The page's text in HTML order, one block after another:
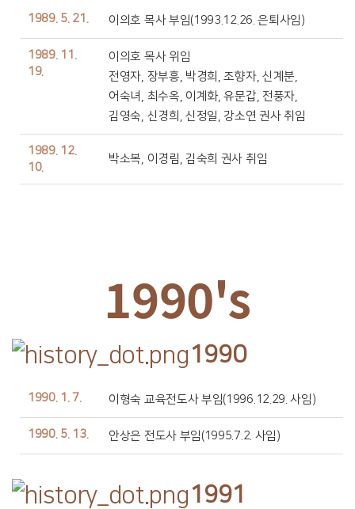
1989. 5. 21. 이의호 목사 부임(1993.12.26. 은퇴사임)
1989. 11.
19.
이의호 목사 위임
전영자, 장부흥, 박경희, 조향자, 신계분,
어숙녀, 최수옥, 이계화, 유문갑, 전풍자,
김영숙, 신경희, 신정일, 강소연 권사 취임
1989. 12.
10.
박소복, 이경림, 김숙희 권사 취임
1990's
1990
1990. 1. 7. 이형숙 교육전도사 부임(1996.12.29. 사임)
1990. 5. 13. 안상은 전도사 부임(1995.7.2. 사임)
1991